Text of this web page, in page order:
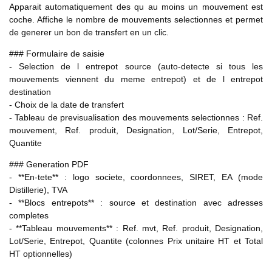
Apparait automatiquement des qu au moins un mouvement est
coche. Affiche le nombre de mouvements selectionnes et permet
de generer un bon de transfert en un clic.
### Formulaire de saisie
- Selection de l entrepot source (auto-detecte si tous les
mouvements viennent du meme entrepot) et de l entrepot
destination
- Choix de la date de transfert
- Tableau de previsualisation des mouvements selectionnes : Ref.
mouvement, Ref. produit, Designation, Lot/Serie, Entrepot,
Quantite
### Generation PDF
- **En-tete** : logo societe, coordonnees, SIRET, EA (mode
Distillerie), TVA
- **Blocs entrepots** : source et destination avec adresses
completes
- **Tableau mouvements** : Ref. mvt, Ref. produit, Designation,
Lot/Serie, Entrepot, Quantite (colonnes Prix unitaire HT et Total
HT optionnelles)